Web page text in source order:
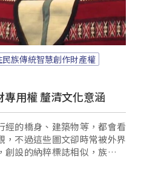
民族傳統智慧創作財產權
用權 釐清文化意涵
經的橋身、建築物等，都會看
，不過這些圖文卻時常被外界
設的納粹標誌相似，族人澄
青年也表示年輕族人更有義